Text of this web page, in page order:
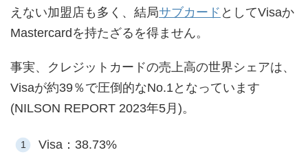
えない加盟店も多く、結局サブカード としてVisaか
Mastercardを持たざるを得ません。
事実、クレジットカードの売上高の世界シェアは、
Visaが約39％で圧倒的なNo.1となっています
(NILSON REPORT 2023年5月)。
Visa：38.73%